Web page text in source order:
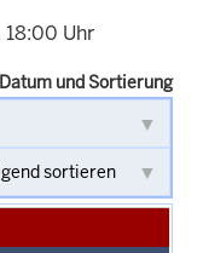
Uhr
Datum und Sortierung